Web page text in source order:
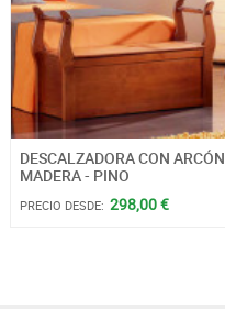
DESCALZADORA CON ARCÓN
MADERA - PINO
PRECIO DESDE: 298,00 €